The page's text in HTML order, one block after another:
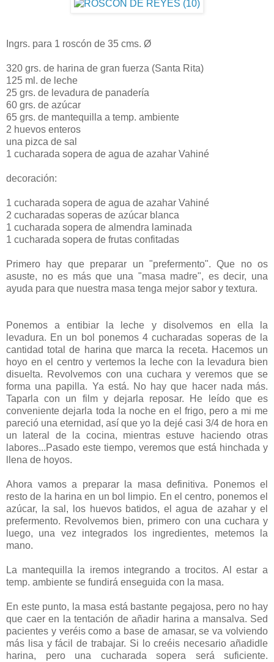
Ingrs. para 1 roscón de 35 cms. Ø
320 grs. de harina de gran fuerza (Santa Rita)
125 ml. de leche
25 grs. de levadura de panadería
60 grs. de azúcar
65 grs. de mantequilla a temp. ambiente
2 huevos enteros
una pizca de sal
1 cucharada sopera de agua de azahar Vahiné
decoración:
1 cucharada sopera de agua de azahar Vahiné
2 cucharadas soperas de azúcar blanca
1 cucharada sopera de almendra laminada
1 cucharada sopera de frutas confitadas
Primero hay que preparar un "prefermento". Que no os
asuste, no es más que una "masa madre", es decir, una
ayuda para que nuestra masa tenga mejor sabor y textura.
Ponemos a entibiar la leche y disolvemos en ella la
levadura. En un bol ponemos 4 cucharadas soperas de la
cantidad total de harina que marca la receta. Hacemos un
hoyo en el centro y vertemos la leche con la levadura bien
disuelta. Revolvemos con una cuchara y veremos que se
forma una papilla. Ya está. No hay que hacer nada más.
Taparla con un film y dejarla reposar. He leído que es
conveniente dejarla toda la noche en el frigo, pero a mi me
pareció una eternidad, así que yo la dejé casi 3/4 de hora en
un lateral de la cocina, mientras estuve haciendo otras
labores...Pasado este tiempo, veremos que está hinchada y
llena de hoyos.
Ahora vamos a preparar la masa definitiva. Ponemos el
resto de la harina en un bol limpio. En el centro, ponemos el
azúcar, la sal, los huevos batidos, el agua de azahar y el
prefermento. Revolvemos bien, primero con una cuchara y
luego, una vez integrados los ingredientes, metemos la
mano.
La mantequilla la iremos integrando a trocitos. Al estar a
temp. ambiente se fundirá enseguida con la masa.
En este punto, la masa está bastante pegajosa, pero no hay
que caer en la tentación de añadir harina a mansalva. Sed
pacientes y veréis como a base de amasar, se va volviendo
más lisa y fácil de trabajar. Si lo creéis necesario añadidle
harina, pero una cucharada sopera será suficiente.